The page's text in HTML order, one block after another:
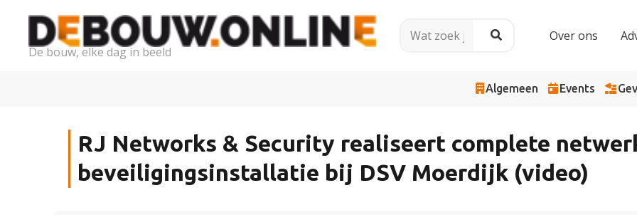
De bouw, elke dag in beeld
Over ons
Algemeen Events
RJ Networks & Security realiseert complete
beveiligingsinstallatie bij DSV Moerdijk (video)